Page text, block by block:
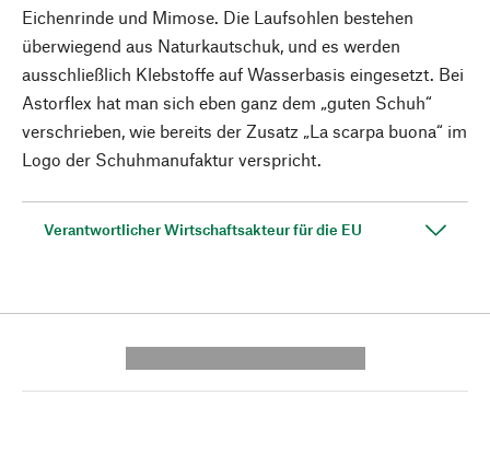
Eichenrinde und Mimose. Die Laufsohlen bestehen
überwiegend aus Naturkautschuk, und es werden
ausschließlich Klebstoffe auf Wasserbasis eingesetzt. Bei
Astorflex hat man sich eben ganz dem „guten Schuh“
verschrieben, wie bereits der Zusatz „La scarpa buona“ im
Logo der Schuhmanufaktur verspricht.
Verantwortlicher Wirtschaftsakteur für die EU